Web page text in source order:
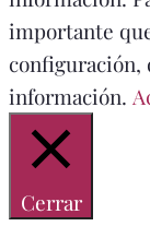
importante
configuración,
información.
Cerrar